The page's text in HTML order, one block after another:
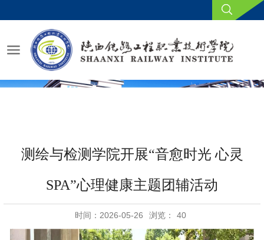
测绘与检测学院开展“音愈时光 心灵
SPA”心理健康主题团辅活动
时间：2026-05-26 浏览： 40